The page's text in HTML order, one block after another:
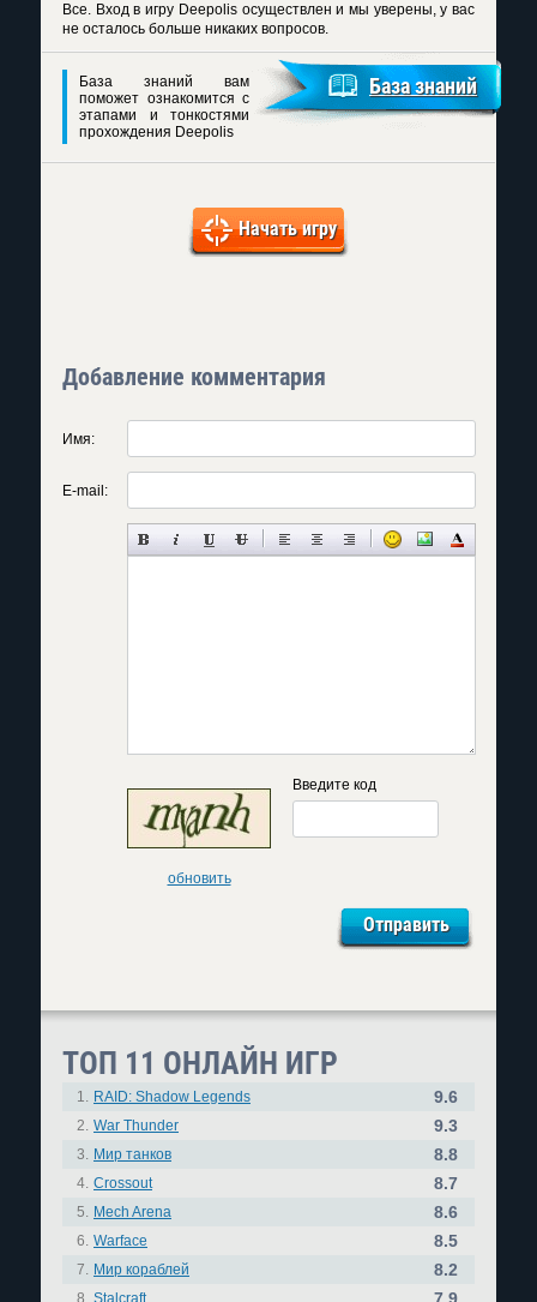
Все. Вход в игру Deepolisосуществлен и мы уверены, у вас
не осталось больше никаких вопросов.
База знаний вам
поможет ознакомится с
этапами и тонкостями
прохождения Deepolis
База знаний
Начать игру
Добавление комментария
Имя:
E-mail:
обновить
Введите код
ТОП 11 ОНЛАЙН ИГР
1. RAID: Shadow Legends 9.6
2. War Thunder 9.3
3. Мир танков 8.8
4. Crossout 8.7
5. Mech Arena 8.6
6. Warface 8.5
7. Мир кораблей 8.2
8. Stalcraft